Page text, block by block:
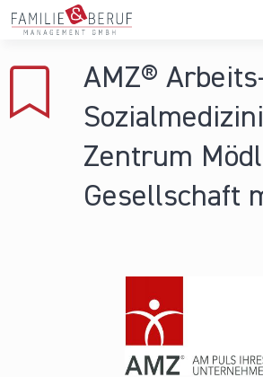
Direkt zum Inhalt
Gemeinden
Hochschulen
Persönliche Vereinbarkeit
AMZ®
Zentrum
Gesellschaft